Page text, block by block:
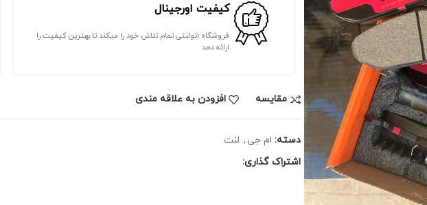
کیفیت اورجینال
فروشگاه اتولنتی تمام تلاش خود را میکند تا بهترین کیفیت را
ارائه دهد
مقايسه افزودن به علاقه مندی
دسته: ام جی , لنت
اشتراک گذاری: